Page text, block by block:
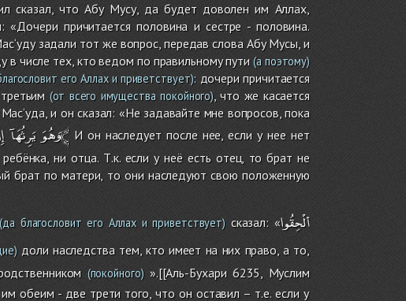
сказал, что Абу Мусу, да будет доволен им Аллах,
причитается половина и сестре - половина.
задали тот же вопрос, передав слова Абу Мусы, и
в числе тех, кто ведом по правильному пути (а поэтому)
его Аллах и приветствует): дочери причитается
(от всего имущества покойного), что же касается
и он сказал: «Не задавайте мне вопросов, пока
﴿وَهُوَيَرِثُهَآ وَلَدٌ﴾И он наследует после нее, если у нее нет
ни отца. Т.к. если у неё есть отец, то брат не
брат по матери, то они наследуют свою положенную
благословит его Аллах и приветствует) сказал: «ألْحِقُوا
доли наследства тем, кто имеет на них право, а то,
(покойного)».[[Аль-Бухари 6235, Муслим
обеим - две трети того, что он оставил – т.е. если у